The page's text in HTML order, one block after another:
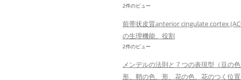
2件のビュー
前帯状皮質anterior cingulate cortex
の生理機能、役割
2件のビュー
メンデルの法則と７つの表現型（豆の色
形、鞘の色、形、花の色、花のつく位置